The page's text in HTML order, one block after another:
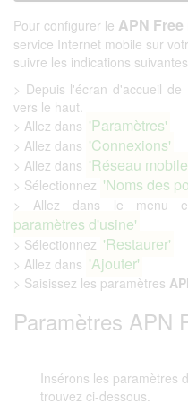
Pour configurer le APN Free
service Internet mobile sur
suivre les indications
> Depuis l'écran d'accueil
vers le haut.
> Allez dans 'Paramètres'
> Allez dans 'Connexions'
> Allez dans 'Réseau
> Sélectionnez 'Noms des
> Allez dans le menu
paramètres d'usine'
> Sélectionnez 'Restaurer'
> Allez dans 'Ajouter'
> Saisissez les paramètres
Paramètres APN
Insérons les paramètres
trouvez ci-dessous.